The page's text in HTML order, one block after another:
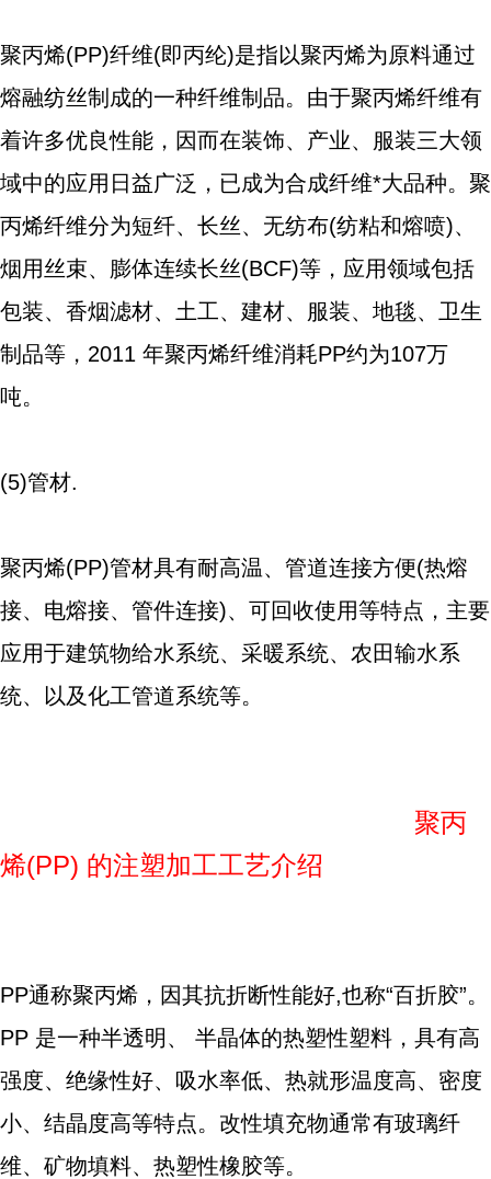
聚丙烯(PP)纤维(即丙纶)是指以聚丙烯为原料通过
熔融纺丝制成的一种纤维制品。由于聚丙烯纤维有
着许多优良性能，因而在装饰、产业、服装三大领
域中的应用日益广泛，已成为合成纤维*大品种。聚
丙烯纤维分为短纤、长丝、无纺布(纺粘和熔喷)、
烟用丝束、膨体连续长丝(BCF)等，应用领域包括
包装、香烟滤材、土工、建材、服装、地毯、卫生
制品等，2011 年聚丙烯纤维消耗PP约为107万
吨。
(5)管材.
聚丙烯(PP)管材具有耐高温、管道连接方便(热熔
接、电熔接、管件连接)、可回收使用等特点，主要
应用于建筑物给水系统、采暖系统、农田输水系
统、以及化工管道系统等。
聚丙
烯(PP) 的注塑加工工艺介绍
PP通称聚丙烯，因其抗折断性能好,也称“百折胶”。
PP 是一种半透明、 半晶体的热塑性塑料，具有高
强度、绝缘性好、吸水率低、热就形温度高、密度
小、结晶度高等特点。改性填充物通常有玻璃纤
维、矿物填料、热塑性橡胶等。